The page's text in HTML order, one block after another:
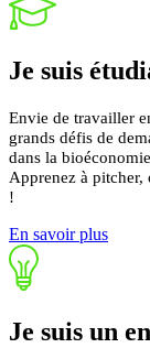
Je suis
Envie de travailler
grands défis de
dans la
Apprenez à
!
En savoir plus
Je suis un